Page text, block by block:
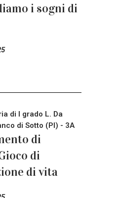
i sogni di
di I grado L. Da
di Sotto (PI) - 3A
di
di
di vita